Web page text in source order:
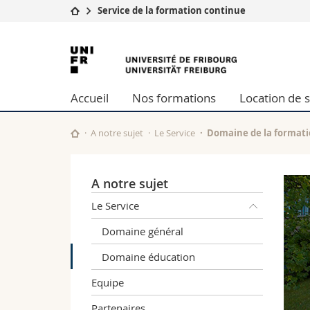
Université
Recherche
Université
Formation continue
Sciences
Lettres et
Sciences
Service de la formation continue
Université
de
Fribourg
Accueil Nos formations Location de
A notre sujet Le Service Domaine de la
A notre sujet
Le Service
Domaine général
Domaine éducation
Equipe